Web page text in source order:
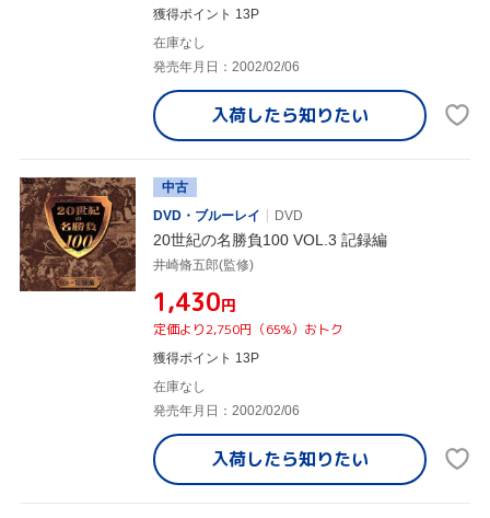
獲得ポイント 13P
在庫なし
発売年月日：2002/02/06
入荷したら知りたい
中古
DVD・ブルーレイ
DVD
20世紀の名勝負100 VOL.3 記録編
井崎脩五郎(監修)
¥1,430円
定価より2,750円（65%）おトク
獲得ポイント 13P
在庫なし
発売年月日：2002/02/06
入荷したら知りたい